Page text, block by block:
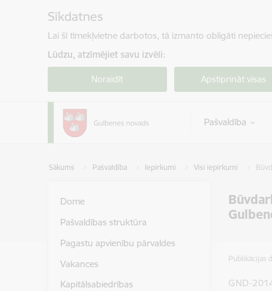
Sīkdatnes
Lai šī tīmekļvietne darbotos, tā izmanto obligāti
Lūdzu, atzīmējiet savu izvēli:
Noraidīt Apstiprināt visas
Pašvaldība
Sākums Pašvaldība Iepirkumi Visi iepirkumi
Dome
Pašvaldības struktūra
Pagastu apvienību pārvaldes
Vakances
Kapitālsabiedrības
Publikācijas
GND-